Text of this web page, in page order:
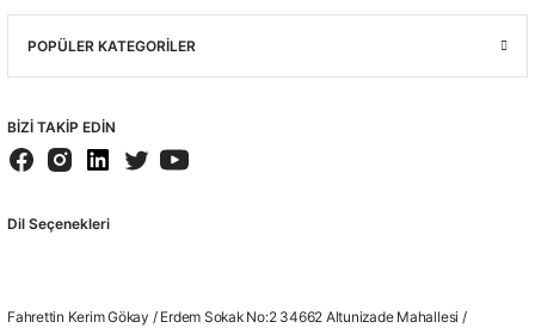
POPÜLER KATEGORİLER
BİZİ TAKİP EDİN
Dil Seçenekleri
Fahrettin Kerim Gökay / Erdem Sokak No:2 34662 Altunizade Mahallesi /